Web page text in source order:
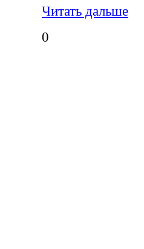
Читать дальше
0